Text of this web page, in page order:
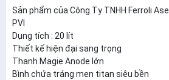
Sản phẩm của Công Ty TNHH Ferroli
PVI
Dụng tích : 20 lít
Thiết kế hiện đại sang trọng
Thanh Magie Anode lớn
Bình chứa tráng men titan siêu bền